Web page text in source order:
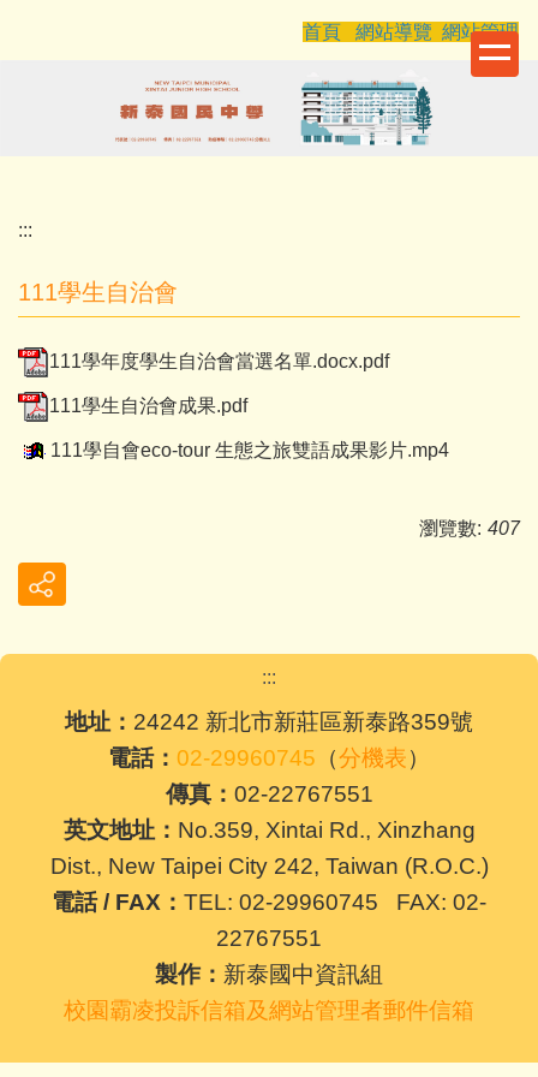
首頁 網站導覽 網站管理
:::
111學生自治會
111學年度學生自治會當選名單.docx.pdf
111學生自治會成果.pdf
111學自會eco-tour 生態之旅雙語成果影片.mp4
瀏覽數: 407
:::
地址： 24242 新北市新莊區新泰路359號
電話： 02-29960745 （分機表）
傳真： 02-22767551
英文地址： No.359, Xintai Rd., Xinzhang
Dist., New Taipei City 242, Taiwan (R.O.C.)
電話 / FAX： TEL: 02-29960745 FAX: 02-
22767551
製作： 新泰國中資訊組
校園霸凌投訴信箱及網站管理者郵件信箱